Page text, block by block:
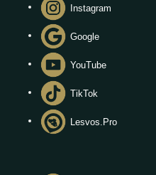
Instagram
Google
YouTube
TikTok
Lesvos.Pro